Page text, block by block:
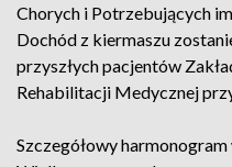
Chorych i Potrzebujących
Dochód z kiermaszu
przyszłych pacjentów
Rehabilitacji Medycznej
Szczegółowy